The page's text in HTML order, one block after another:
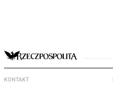
KONTAKT